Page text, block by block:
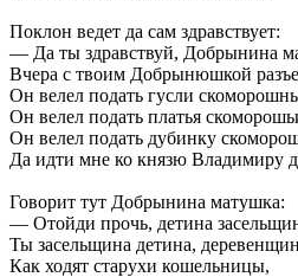
Поклон ведет да сам здравствует:
— Да ты здравствуй, Добрынина
Вчера с твоим Добрынюшкой
Он велел подать гусли
Он велел подать платья
Он велел подать дубинку
Да идти мне ко князю Владимиру
Говорит тут Добрынина матушка:
— Отойди прочь, детина
Ты засельщина детина,
Как ходят старухи кошельницы,